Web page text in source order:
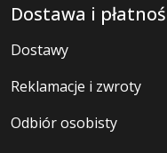
Dostawa i
Dostawy
Reklamacje i zwroty
Odbiór osobisty